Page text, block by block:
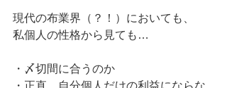
現代の布業界（？！）においても、
私個人の性格から見ても…
・〆切間に合うのか
・正直、自分個人だけの利益にならな